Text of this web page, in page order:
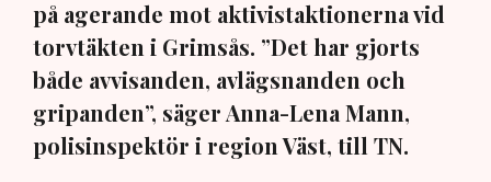
på agerande mot aktivistaktionerna vid
torvtäkten i Grimsås. ”Det har gjorts
både avvisanden, avlägsnanden och
gripanden”, säger Anna-Lena Mann,
polisinspektör i region Väst, till TN.